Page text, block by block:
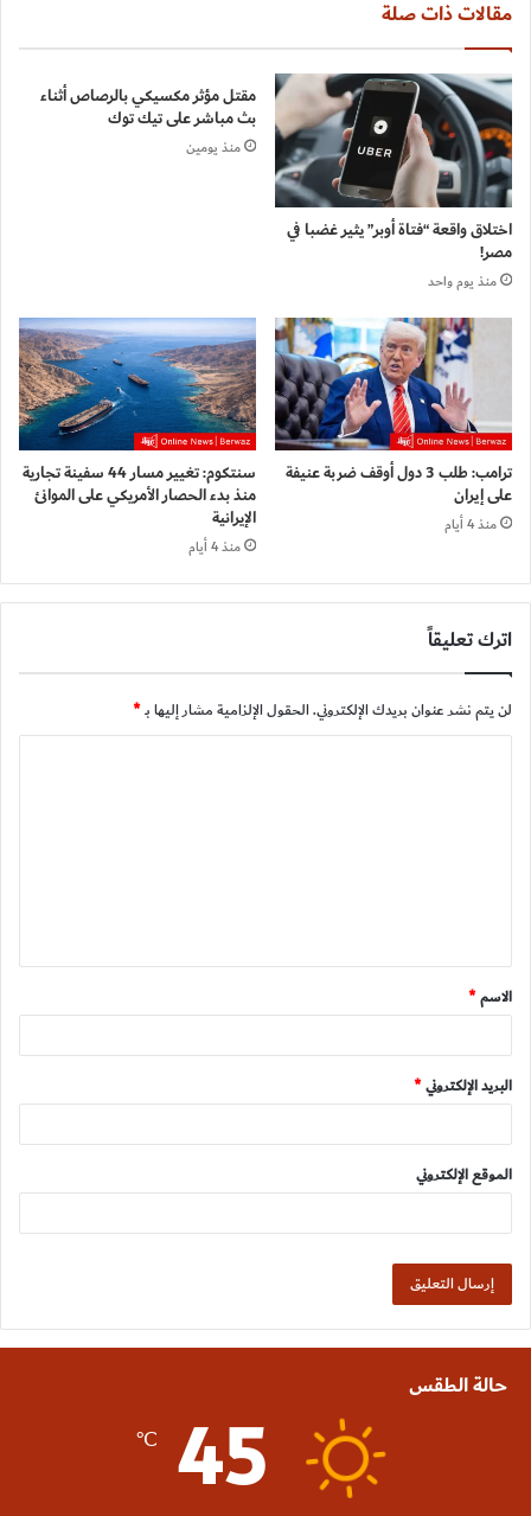
مقالات ذات صلة
اختلاق واقعة “فتاة أوبر” يثير غضبا في
مصر!
منذ يوم واحد
مقتل مؤثر مكسيكي بالرصاص أثناء
بث مباشر على تيك توك
منذ يومين
ترامب: طلب 3 دول أوقف ضربة عنيفة
على إيران
منذ 4 أيام
سنتكوم: تغيير مسار 44 سفينة تجارية
منذ بدء الحصار الأمريكي على الموانئ
الإيرانية
منذ 4 أيام
اترك تعليقاً
لن يتم نشر عنوان بريدك الإلكتروني.الحقول الإلزامية مشار إليها بـ*
ق
*
الاسم*
البريد الإلكتروني*
الموقع الإلكتروني
حالة الطقس
45
℃